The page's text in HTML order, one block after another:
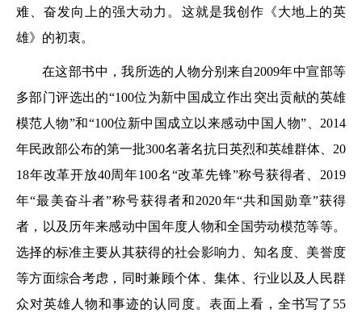
难、奋发向上的强大动力。这就是我创作《大地上的英
雄》的初衷。
在这部书中，我所选的人物分别来自2009年中宣部等
多部门评选出的“100位为新中国成立作出突出贡献的英雄
模范人物”和“100位新中国成立以来感动中国人物”、2014
年民政部公布的第一批300名著名抗日英烈和英雄群体、20
18年改革开放40周年100名“改革先锋”称号获得者、2019
年“最美奋斗者”称号获得者和2020年“共和国勋章”获得
者，以及历年来感动中国年度人物和全国劳动模范等等。
选择的标准主要从其获得的社会影响力、知名度、美誉度
等方面综合考虑，同时兼顾个体、集体、行业以及人民群
众对英雄人物和事迹的认同度。表面上看，全书写了55